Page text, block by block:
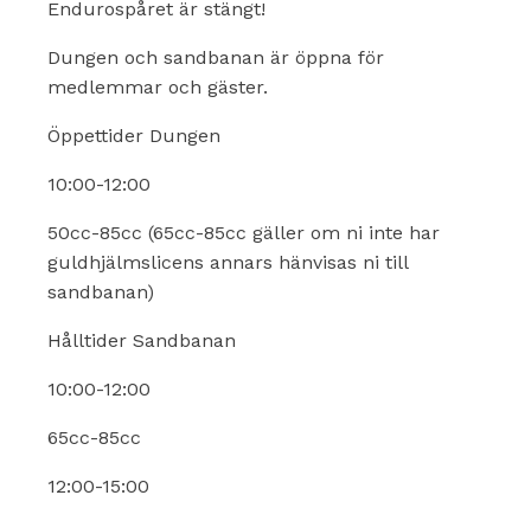
Endurospåret är stängt!
Dungen och sandbanan är öppna för
medlemmar och gäster.
Öppettider Dungen
10:00-12:00
50cc-85cc (65cc-85cc gäller om ni inte har
guldhjälmslicens annars hänvisas ni till
sandbanan)
Hålltider Sandbanan
10:00-12:00
65cc-85cc
12:00-15:00